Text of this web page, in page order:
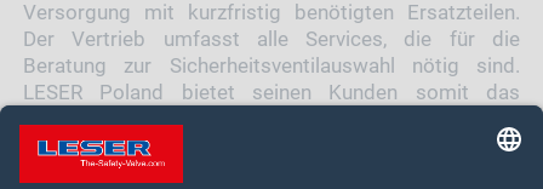
Versorgung mit kurzfristig benötigten Ersatzteilen.
Der Vertrieb umfasst alle Services, die für die
Beratung zur Sicherheitsventilauswahl nötig sind.
LESER Poland bietet seinen Kunden somit das
Auswahl, Einstellung, Wartung und Reparatur von
Sicherheitsventilen.